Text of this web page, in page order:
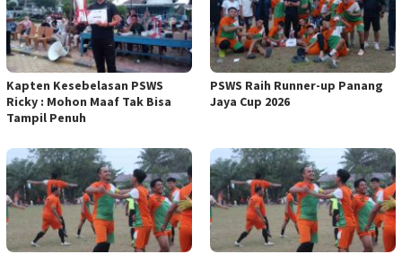
Kapten Kesebelasan PSWS
Ricky : Mohon Maaf Tak Bisa
Tampil Penuh
PSWS Raih Runner-up Panang
Jaya Cup 2026